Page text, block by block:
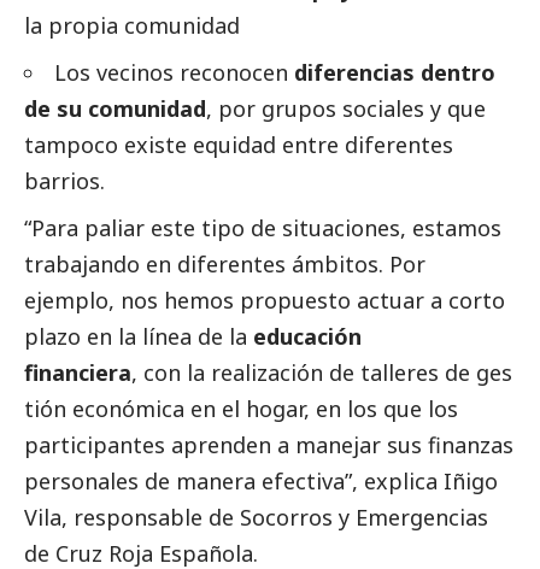
la propia comunidad
Los vecinos reconocen diferencias dentro
de su comunidad, por grupos sociales y que
tampoco existe equidad entre diferentes
barrios.
“Para paliar este tipo de situaciones, estamos
trabajando en diferentes ámbitos. Por
ejemplo, nos hemos propuesto actuar a corto
plazo en la línea de la educación
financiera, con la realización de talleres de ges
tión económica en el hogar, en los que los
participantes aprenden a manejar sus finanzas
personales de manera efectiva”, explica Iñigo
Vila, responsable de Socorros y Emergencias
de Cruz Roja Española.